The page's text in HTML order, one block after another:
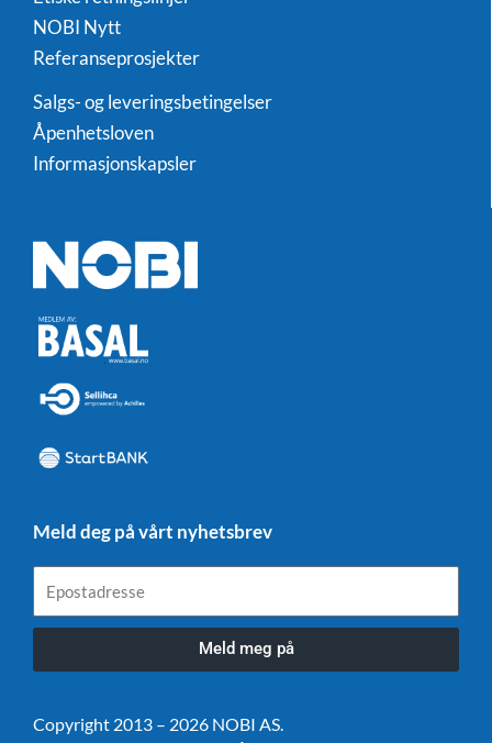
NOBI Nytt
Referanseprosjekter
Salgs- og leveringsbetingelser
Åpenhetsloven
Informasjonskapsler
Meld deg på vårt nyhetsbrev
Meld meg på
Copyright 2013 – 2026 NOBI AS.